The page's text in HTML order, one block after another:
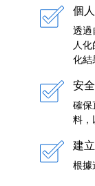
個
透過
人
化結
安
確保
料，
建
根據